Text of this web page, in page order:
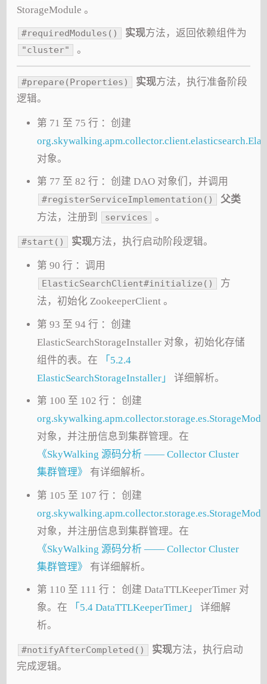
StorageModule 。
#requiredModules() 实现方法，返回依赖组件为
"cluster" 。
#prepare(Properties) 实现方法，执行准备阶段
逻辑。
第 71 至 75 行 ：创建
对象。
第 77 至 82 行 ：创建 DAO 对象们，并调用
#registerServiceImplementation()
父类
方法，注册到
services 。
#start() 实现方法，执行启动阶段逻辑。
第 90 行 ：调用
ElasticSearchClient#initialize()
方
法，初始化 ZookeeperClient 。
第 93 至 94 行 ：创建
ElasticSearchStorageInstaller 对象，初始化存储
组件的表。在
「5.2.4
ElasticSearchStorageInstaller」
详细解析。
第 100 至 102 行 ：创建
对象，并注册信息到集群管理。在
《SkyWalking 源码分析 —— Collector Cluster
集群管理》
有详细解析。
第 105 至 107 行 ：创建
对象，并注册信息到集群管理。在
《SkyWalking 源码分析 —— Collector Cluster
集群管理》
有详细解析。
第 110 至 111 行 ：创建 DataTTLKeeperTimer 对
象。在
「5.4 DataTTLKeeperTimer」
详细解
析。
#notifyAfterCompleted() 实现方法，执行启动
完成逻辑。